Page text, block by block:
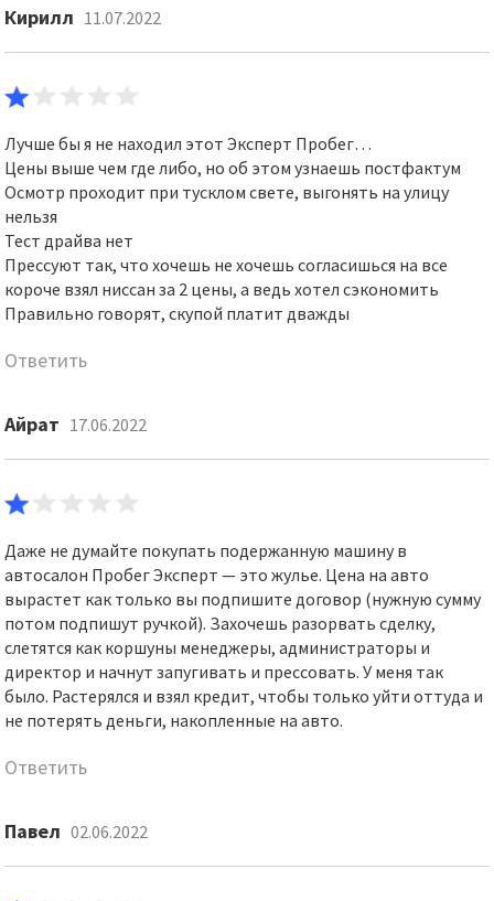
Кирилл 11.07.2022
Лучше бы я не находил этот Эксперт Пробег…
Цены выше чем где либо, но об этом узнаешь постфактум
Осмотр проходит при тусклом свете, выгонять на улицу
нельзя
Тест драйва нет
Прессуют так, что хочешь не хочешь согласишься на все
короче взял ниссан за 2 цены, а ведь хотел сэкономить
Правильно говорят, скупой платит дважды
Ответить
Айрат 17.06.2022
Даже не думайте покупать подержанную машину в
автосалон Пробег Эксперт — это жулье. Цена на авто
вырастет как только вы подпишите договор (нужную сумму
потом подпишут ручкой). Захочешь разорвать сделку,
слетятся как коршуны менеджеры, администраторы и
директор и начнут запугивать и прессовать. У меня так
было. Растерялся и взял кредит, чтобы только уйти оттуда и
не потерять деньги, накопленные на авто.
Ответить
Павел 02.06.2022